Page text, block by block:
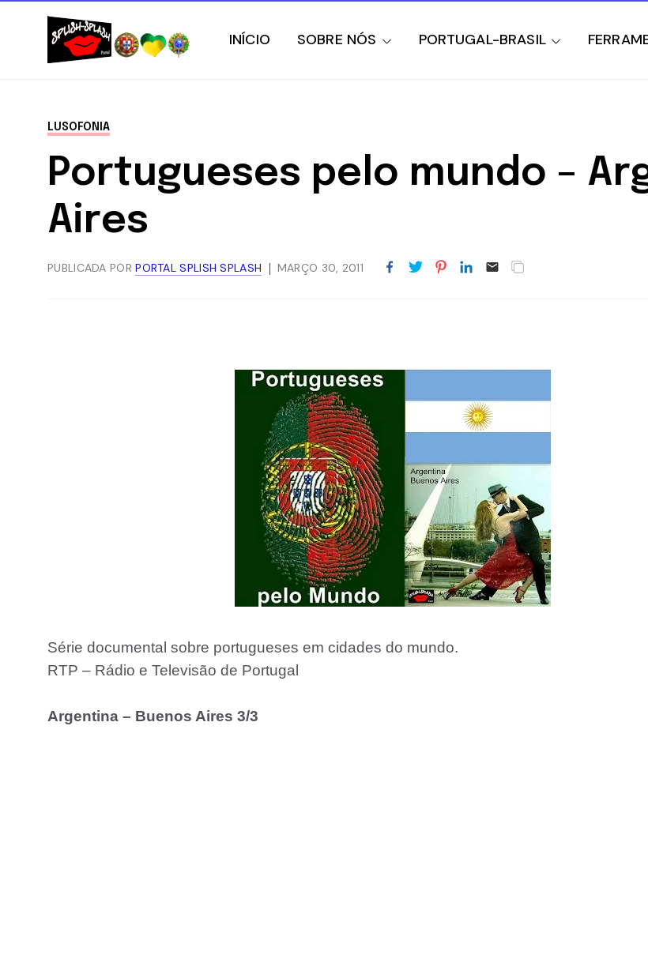
INÍCIO SOBRE NÓS PORTUGAL-BRASIL
LUSOFONIA
Portugueses pelo mundo –
Aires
PUBLICADA PORPORTAL SPLISH SPLASH MARÇO 30, 2011
Série documental sobre portugueses em cidades do mundo.
RTP – Rádio e Televisão de Portugal
Argentina – Buenos Aires 3/3